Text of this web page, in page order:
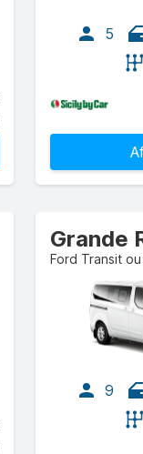
5
Ford Transit ou
9